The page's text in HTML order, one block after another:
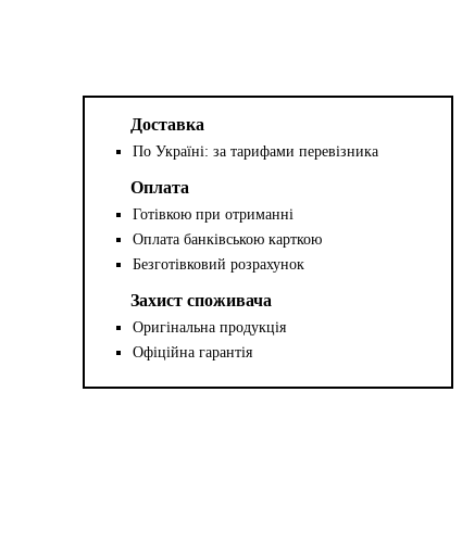
Доставка
По Україні: за тарифами перевізника
Оплата
Готівкою при отриманні
Оплата банківською карткою
Безготівковий розрахунок
Захист споживача
Оригінальна продукція
Офіційна гарантія